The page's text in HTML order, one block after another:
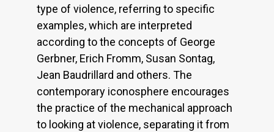
type of violence, referring to specific
examples, which are interpreted
according to the concepts of George
Gerbner, Erich Fromm, Susan Sontag,
Jean Baudrillard and others. The
contemporary iconosphere encourages
the practice of the mechanical approach
to looking at violence, separating it from